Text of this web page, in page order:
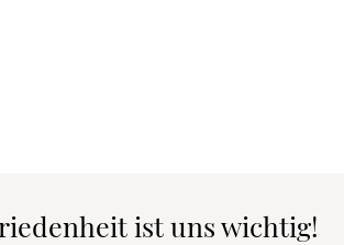
ist uns wichtig!